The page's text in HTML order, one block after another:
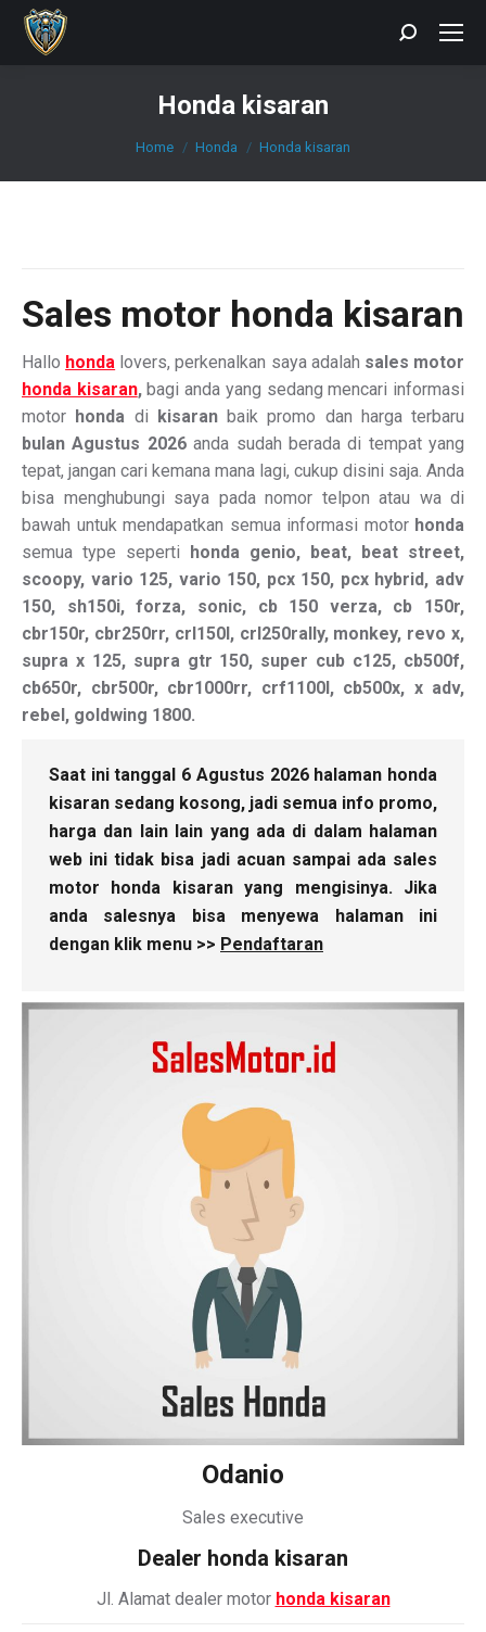
Search:
Honda kisaran
You are here:
Home Honda Honda kisaran
Sales motor honda kisaran
Hallo honda lovers, perkenalkan saya adalah sales motor
honda kisaran,bagi anda yang sedang mencari informasi
motor honda di kisaranbaik promo dan harga terbaru
bulan Agustus 2026anda sudah berada di tempat yang
tepat, jangan cari kemana mana lagi, cukup disini saja. Anda
bisa menghubungi saya pada nomor telpon atau wa di
bawah untuk mendapatkan semua informasi motor honda
semua type seperti honda genio, beat, beat street,
scoopy, vario 125, vario 150, pcx 150, pcx hybrid, adv
150, sh150i, forza, sonic, cb 150 verza, cb 150r,
cbr150r, cbr250rr, crl150l, crl250rally, monkey, revo x,
supra x 125, supra gtr 150, super cub c125, cb500f,
cb650r, cbr500r, cbr1000rr, crf1100l, cb500x, x adv,
rebel, goldwing 1800.
Saat ini tanggal 6 Agustus 2026 halaman honda
kisaran sedang kosong, jadi semua info promo,
harga dan lain lain yang ada di dalam halaman
web ini tidak bisa jadi acuan sampai ada sales
motor honda kisaran yang mengisinya. Jika
anda salesnya bisa menyewa halaman ini
dengan klik menu >> Pendaftaran
Odanio
Sales executive
Dealer honda kisaran
Jl. Alamat dealer motor honda kisaran